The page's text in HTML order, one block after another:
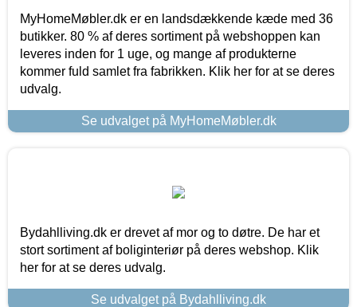
MyHomeMøbler.dk er en landsdækkende kæde med 36
butikker. 80 % af deres sortiment på webshoppen kan
leveres inden for 1 uge, og mange af produkterne
kommer fuld samlet fra fabrikken. Klik her for at se deres
udvalg.
Se udvalget på MyHomeMøbler.dk
Bydahlliving.dk er drevet af mor og to døtre. De har et
stort sortiment af boliginteriør på deres webshop. Klik
her for at se deres udvalg.
Se udvalget på Bydahlliving.dk